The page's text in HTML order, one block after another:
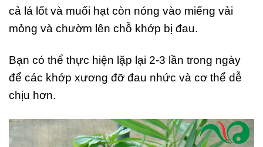
cả lá lốt và muối hạt còn nóng vào miếng vải
mỏng và chườm lên chỗ khớp bị đau.
Bạn có thể thực hiện lặp lại 2-3 lần trong ngày
để các khớp xương đỡ đau nhức và cơ thể dễ
chịu hơn.